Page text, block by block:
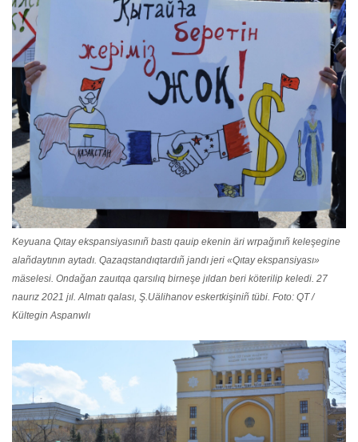
Keyuana Qıtay ekspansiyasınıñ bastı qauip ekenin äri wrpağınıñ keleşegine
alañdaytının aytadı. Qazaqstandıqtardıñ jandı jeri «Qıtay ekspansiyası»
mäselesi. Ondağan zauıtqa qarsılıq birneşe jıldan beri köterilip keledi. 27
naurız 2021 jıl. Almatı qalası, Ş.Uälihanov eskertkişiniñ tübi. Foto: QT /
Kültegin Aspanwlı